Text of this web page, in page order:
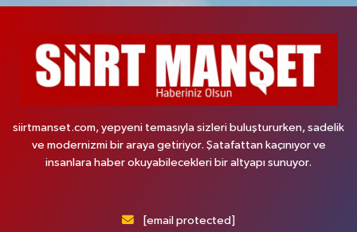
siirtmanset.com, yepyeni temasıyla sizleri buluştururken, sadelik
ve modernizmi bir araya getiriyor. Şatafattan kaçınıyor ve
insanlara haber okuyabilecekleri bir altyapı sunuyor.
[email protected]